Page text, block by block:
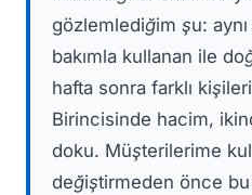
gözlemlediğim şu:
bakımla kullanan ile
hafta sonra farklı
Birincisinde hacim,
doku. Müşterilerime
değiştirmeden önce bu